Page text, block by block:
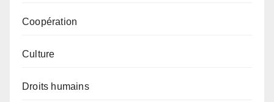
Coopération
Culture
Droits humains